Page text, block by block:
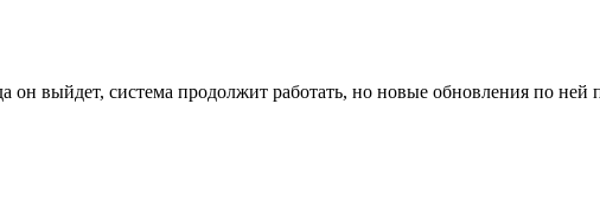
выйдет, система продолжит работать, но новые обновления по ней